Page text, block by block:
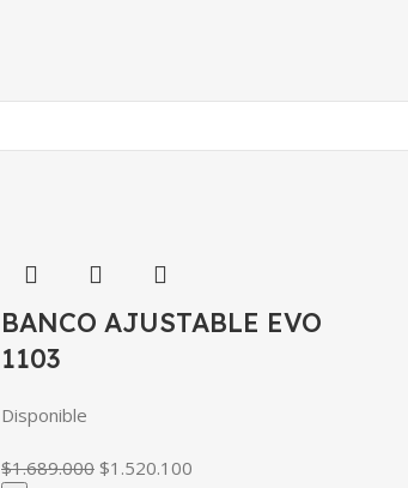
BANCO AJUSTABLE EVO
1103
Disponible
$1.689.000 $1.520.100